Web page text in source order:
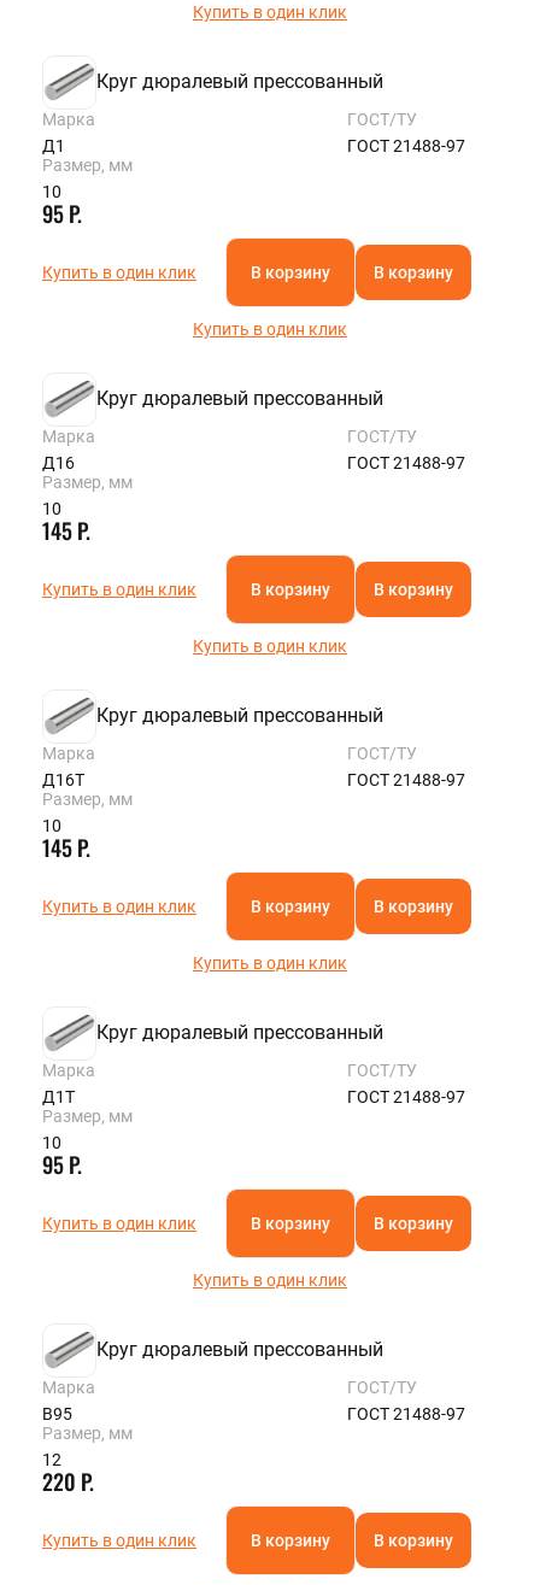
Купить в один клик
Круг дюралевый прессованный
Марка
Д1
ГОСТ/ТУ
ГОСТ 21488-97
Размер, мм
10
95 Р.
Купить в один клик В корзину В корзину
Купить в один клик
Круг дюралевый прессованный
Марка
Д16
ГОСТ/ТУ
ГОСТ 21488-97
Размер, мм
10
145 Р.
Купить в один клик В корзину В корзину
Купить в один клик
Круг дюралевый прессованный
Марка
Д16Т
ГОСТ/ТУ
ГОСТ 21488-97
Размер, мм
10
145 Р.
Купить в один клик В корзину В корзину
Купить в один клик
Круг дюралевый прессованный
Марка
Д1Т
ГОСТ/ТУ
ГОСТ 21488-97
Размер, мм
10
95 Р.
Купить в один клик В корзину В корзину
Купить в один клик
Круг дюралевый прессованный
Марка
В95
ГОСТ/ТУ
ГОСТ 21488-97
Размер, мм
12
220 Р.
Купить в один клик В корзину В корзину